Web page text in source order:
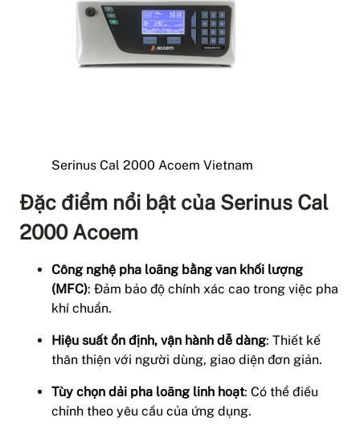
Serinus Cal 2000 Acoem Vietnam
Đặc điểm nổi bật của Serinus Cal
2000 Acoem
Công nghệ pha loãng bằng van khối lượng
(MFC): Đảm bảo độ chính xác cao trong việc pha
khí chuẩn.
Hiệu suất ổn định, vận hành dễ dàng: Thiết kế
thân thiện với người dùng, giao diện đơn giản.
Tùy chọn dải pha loãng linh hoạt: Có thể điều
chỉnh theo yêu cầu của ứng dụng.